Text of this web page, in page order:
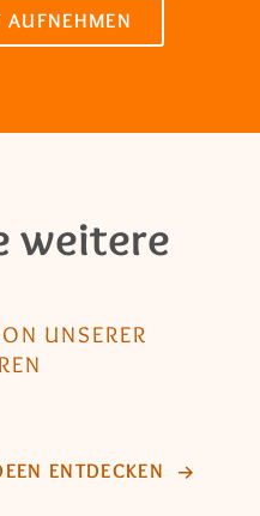
AUFNEHMEN
weitere
UNSERER
ENTDECKEN